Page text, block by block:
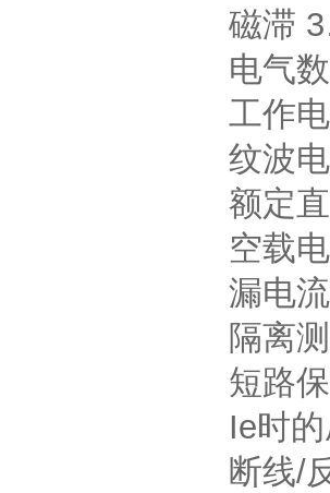
磁滞
电气
工作
纹波
额定
空载
漏电
隔离
短路
Ie时
断线/